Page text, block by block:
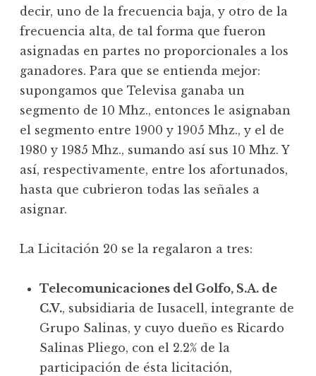
decir, uno de la frecuencia baja, y otro de la
frecuencia alta, de tal forma que fueron
asignadas en partes no proporcionales a los
ganadores. Para que se entienda mejor:
supongamos que Televisa ganaba un
segmento de 10 Mhz., entonces le asignaban
el segmento entre 1900 y 1905 Mhz., y el de
1980 y 1985 Mhz., sumando así sus 10 Mhz. Y
así, respectivamente, entre los afortunados,
hasta que cubrieron todas las señales a
asignar.
La Licitación 20 se la regalaron a tres:
Telecomunicaciones del Golfo, S.A. de
C.V., subsidiaria de Iusacell, integrante de
Grupo Salinas, y cuyo dueño es Ricardo
Salinas Pliego, con el 2.2% de la
participación de ésta licitación,